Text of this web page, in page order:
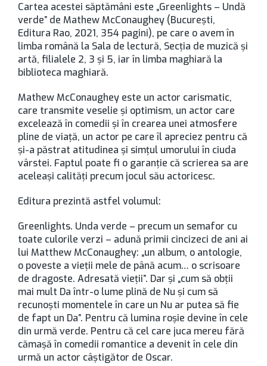
Cartea acestei săptămâni este „Greenlights – Undă
verde” de Mathew McConaughey (Bucureşti,
Editura Rao, 2021, 354 pagini), pe care o avem în
limba română la Sala de lectură, Secţia de muzică şi
artă, filialele 2, 3 şi 5, iar în limba maghiară la
biblioteca maghiară.
Mathew McConaughey este un actor carismatic,
care transmite veselie şi optimism, un actor care
excelează în comedii şi în crearea unei atmosfere
pline de viaţă, un actor pe care îl apreciez pentru că
şi-a păstrat atitudinea şi simţul umorului în ciuda
vârstei. Faptul poate fi o garanţie că scrierea sa are
aceleaşi calităţi precum jocul său actoricesc.
Editura prezintă astfel volumul:
Greenlights. Unda verde – precum un semafor cu
toate culorile verzi – adună primii cincizeci de ani ai
lui Matthew McConaughey: „un album, o antologie,
o poveste a vieţii mele de până acum… o scrisoare
de dragoste. Adresată vieţii”. Dar şi „cum să obţii
mai mult Da într-o lume plină de Nu şi cum să
recunoşti momentele în care un Nu ar putea să fie
de fapt un Da”. Pentru că lumina roşie devine în cele
din urmă verde. Pentru că cel care juca mereu fără
cămaşă în comedii romantice a devenit în cele din
urmă un actor câştigător de Oscar.